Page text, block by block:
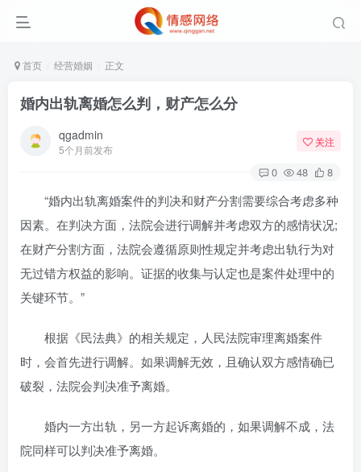
首页 经营婚姻 正文
婚内出轨离婚怎么判，财产怎么分
qgadmin
5个月前发布
关注
0 48 8
“婚内出轨离婚案件的判决和财产分割需要综合考虑多种
因素。在判决方面，法院会进行调解并考虑双方的感情状况;
在财产分割方面，法院会遵循原则性规定并考虑出轨行为对
无过错方权益的影响。证据的收集与认定也是案件处理中的
关键环节。”
根据《民法典》的相关规定，人民法院审理离婚案件
时，会首先进行调解。如果调解无效，且确认双方感情确已
破裂，法院会判决准予离婚。
婚内一方出轨，另一方起诉离婚的，如果调解不成，法
院同样可以判决准予离婚。